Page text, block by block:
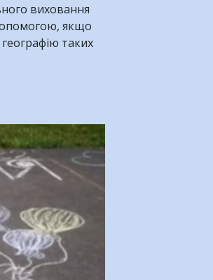
виховання
якщо
таких